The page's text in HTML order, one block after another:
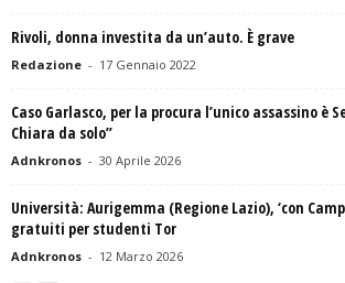
Rivoli, donna investita da un’auto. È grave
Redazione - 17 Gennaio 2022
Caso Garlasco, per la procura l’unico assassino è
Chiara da solo”
Adnkronos - 30 Aprile 2026
Università: Aurigemma (Regione Lazio), ‘con
gratuiti per studenti Tor
Adnkronos - 12 Marzo 2026